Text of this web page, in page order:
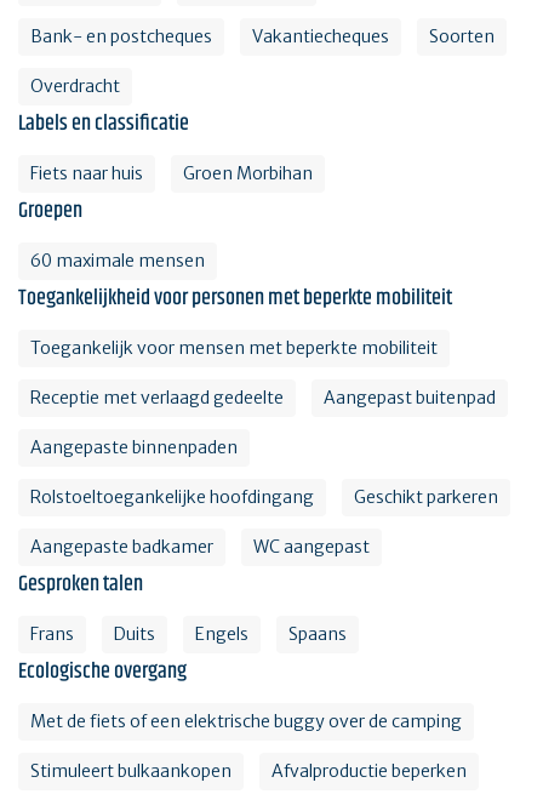
Bank- en postcheques Vakantiecheques Soorten
Overdracht
Labels en classificatie
Fiets naar huis Groen Morbihan
Groepen
60 maximale mensen
Toegankelijkheid voor personen met beperkte mobiliteit
Toegankelijk voor mensen met beperkte mobiliteit
Receptie met verlaagd gedeelte Aangepast buitenpad
Aangepaste binnenpaden
Rolstoeltoegankelijke hoofdingang Geschikt parkeren
Aangepaste badkamer WC aangepast
Gesproken talen
Frans Duits Engels Spaans
Ecologische overgang
Met de fiets of een elektrische buggy over de camping
Stimuleert bulkaankopen Afvalproductie beperken